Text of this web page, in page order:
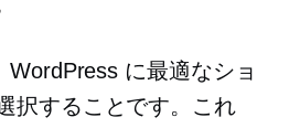
に最適なショ
択することです。これ